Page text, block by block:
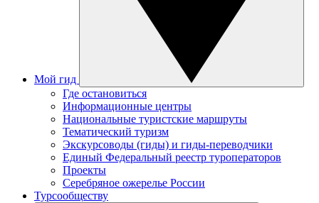
Мой гид
Где остановиться
Информационные центры
Национальные туристские маршруты
Тематический туризм
Экскурсоводы (гиды) и гиды-переводчики
Единый Федеральный реестр туроператоров
Проекты
Серебряное ожерелье России
Турсообществу